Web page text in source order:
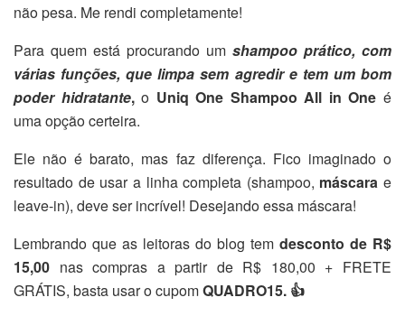
não pesa. Me rendi completamente!
Para quem está procurando um shampoo prático, com
várias funções, que limpa sem agredir e tem um bom
poder hidratante, o Uniq One Shampoo All in One é
uma opção certeira.
Ele não é barato, mas faz diferença. Fico imaginado o
resultado de usar a linha completa (shampoo, máscara e
leave-in), deve ser incrível! Desejando essa máscara!
Lembrando que as leitoras do blog tem desconto de R$
15,00 nas compras a partir de R$ 180,00 + FRETE
GRÁTIS, basta usar o cupomQUADRO15. 👍